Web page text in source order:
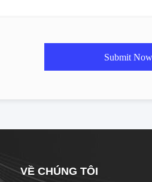
Submit Now
VỀ CHÚNG TÔI